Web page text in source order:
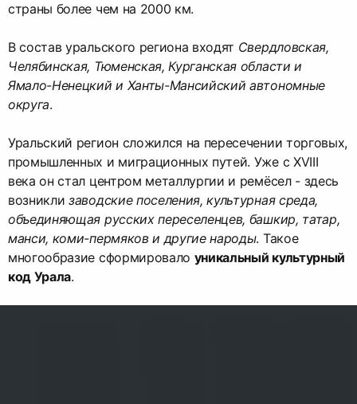
страны более чем на 2000 км.
В состав уральского региона входят Свердловская,
Челябинская, Тюменская, Курганская области и
Ямало-Ненецкий и Ханты-Мансийский автономные
округа.
Уральский регион сложился на пересечении торговых,
промышленных и миграционных путей. Уже с XVIII
века он стал центром металлургии и ремёсел - здесь
возниклизаводские поселения, культурная среда,
объединяющая русских переселенцев, башкир, татар,
манси, коми-пермяков и другие народы. Такое
многообразие сформировало уникальный культурный
код Урала.